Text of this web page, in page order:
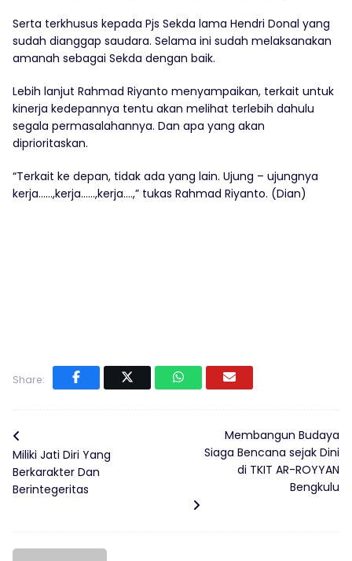
Serta terkhusus kepada Pjs Sekda lama Hendri Donal yang
sudah dianggap saudara. Selama ini sudah melaksanakan
amanah sebagai Sekda dengan baik.
Lebih lanjut Rahmad Riyanto menyampaikan, terkait untuk
kinerja kedepannya tentu akan melihat terlebih dahulu
segala permasalahannya. Dan apa yang akan
diprioritaskan.
“Terkait ke depan, tidak ada yang lain. Ujung – ujungnya
kerja……,kerja……,kerja….,” tukas Rahmad Riyanto. (Dian)
Share:
Miliki Jati Diri Yang
Berkarakter Dan
Berintegeritas
Membangun Budaya
Siaga Bencana sejak Dini
di TKIT AR-ROYYAN
Bengkulu